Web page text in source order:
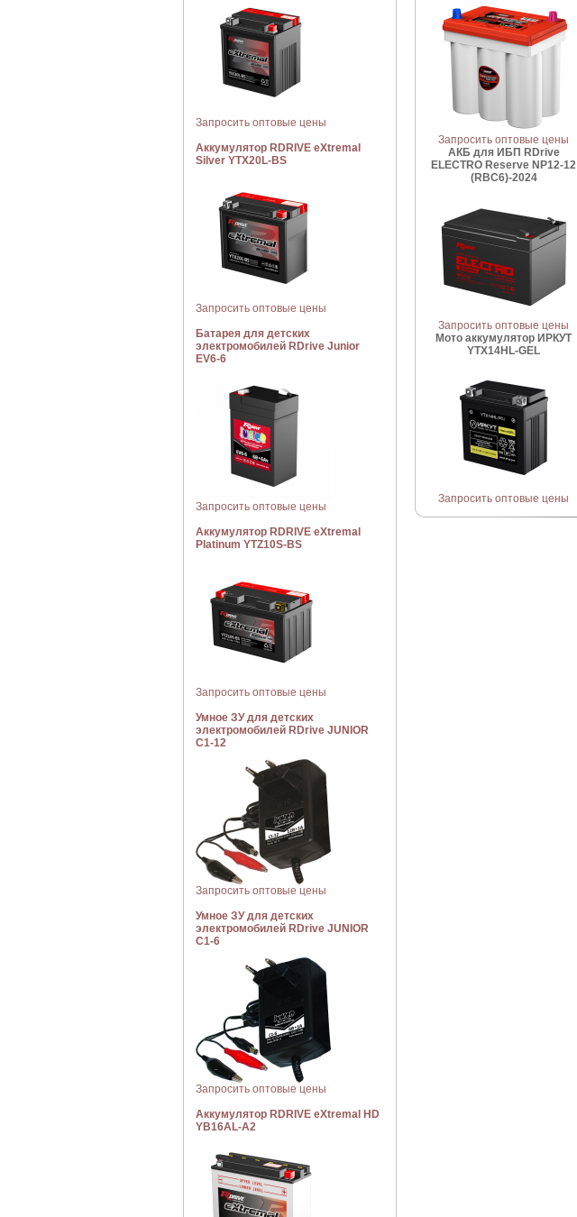
Запросить оптовые цены
Аккумулятор RDRIVE eXtremal
Silver YTX20L-BS
Запросить оптовые цены
Батарея для детских
электромобилей RDrive Junior
EV6-6
Запросить оптовые цены
Аккумулятор RDRIVE eXtremal
Platinum YTZ10S-BS
Запросить оптовые цены
Умное ЗУ для детских
электромобилей RDrive JUNIOR
C1-12
Запросить оптовые цены
Умное ЗУ для детских
электромобилей RDrive JUNIOR
C1-6
Запросить оптовые цены
Аккумулятор RDRIVE eXtremal HD
YB16AL-A2
Запросить оптовые цены
АКБ для ИБП RDrive
ELECTRO Reserve NP12-12
(RBC6)-2024
Запросить оптовые цены
Мото аккумулятор ИРКУТ
YTX14HL-GEL
Запросить оптовые цены